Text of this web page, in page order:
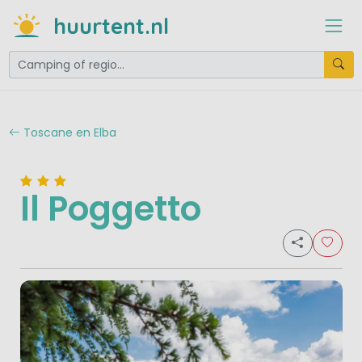
huurtent.nl
Toscane en Elba
Il Poggetto